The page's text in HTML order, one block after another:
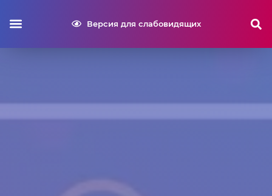
Версия для слабовидящих